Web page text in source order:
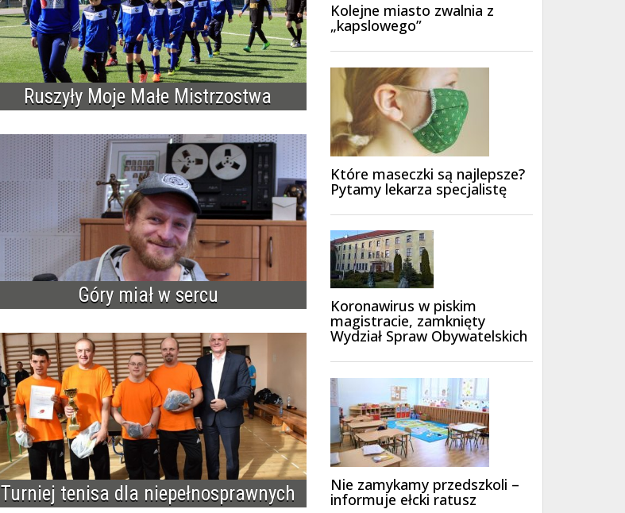
Ruszyły Moje Małe Mistrzostwa
Góry miał w sercu
Turniej tenisa dla niepełnosprawnych
Kolejne miasto zwalnia z
„kapslowego”
Które maseczki są najlepsze?
Pytamy lekarza specjalistę
Koronawirus w piskim
magistracie, zamknięty
Wydział Spraw Obywatelskich
Nie zamykamy przedszkoli –
informuje ełcki ratusz